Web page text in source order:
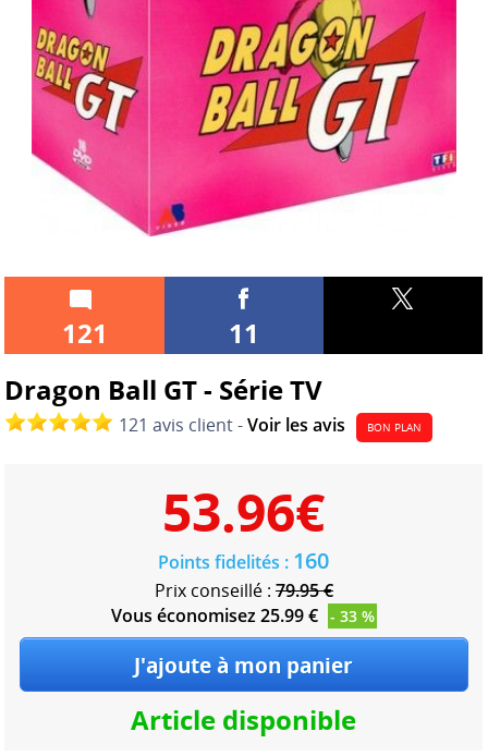
121
11
Dragon Ball GT - Série TV
121 avis client -Voir les avis BON PLAN
53.96€
Points fidelités : 160
Prix conseillé : 79.95 €
Vous économisez 25.99 € - 33 %
Article disponible